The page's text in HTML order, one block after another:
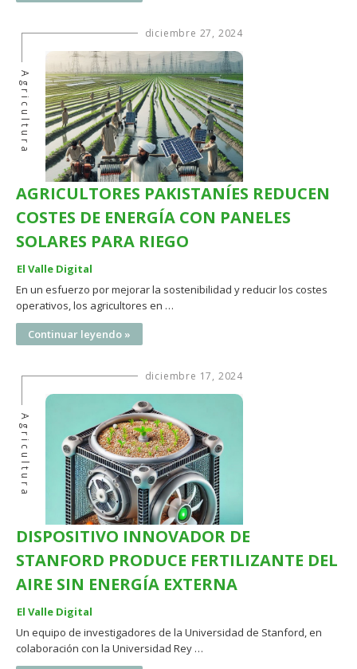
diciembre 27, 2024
Agricultura
AGRICULTORES PAKISTANÍES REDUCEN
COSTES DE ENERGÍA CON PANELES
SOLARES PARA RIEGO
El Valle Digital
En un esfuerzo por mejorar la sostenibilidad y reducir los costes
operativos, los agricultores en …
Continuar leyendo »
diciembre 17, 2024
Agricultura
DISPOSITIVO INNOVADOR DE
STANFORD PRODUCE FERTILIZANTE DEL
AIRE SIN ENERGÍA EXTERNA
El Valle Digital
Un equipo de investigadores de la Universidad de Stanford, en
colaboración con la Universidad Rey …